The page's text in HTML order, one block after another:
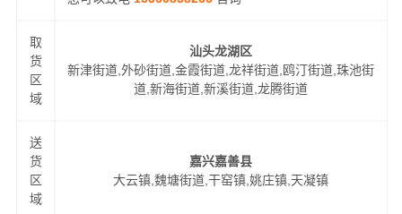
取
货
区
域
汕头龙湖区
新津街道,外砂街道,金霞街道,龙祥街道,鸥汀街道,珠池街
道,新海街道,新溪街道,龙腾街道
送
货
区
域
嘉兴嘉善县
大云镇,魏塘街道,干窑镇,姚庄镇,天凝镇